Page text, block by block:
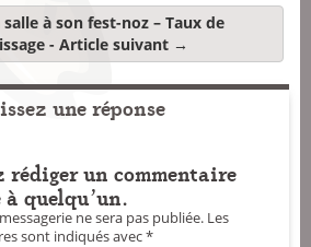
à son fest-noz – Taux de
- Article suivant →
une réponse
rédiger un commentaire
à quelqu'un.
ne sera pas publiée. Les
sont indiqués avec*